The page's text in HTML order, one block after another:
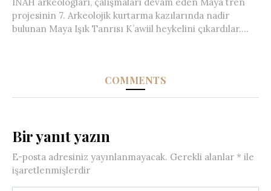
INAH arkeologları, çalışmaları devam eden Maya tren
projesinin 7. Arkeolojik kurtarma kazılarında nadir
bulunan Maya Işık Tanrısı K’awiil heykelini çıkardılar....
COMMENTS
Bir yanıt yazın
E-posta adresiniz yayınlanmayacak. Gerekli alanlar * ile
işaretlenmişlerdir